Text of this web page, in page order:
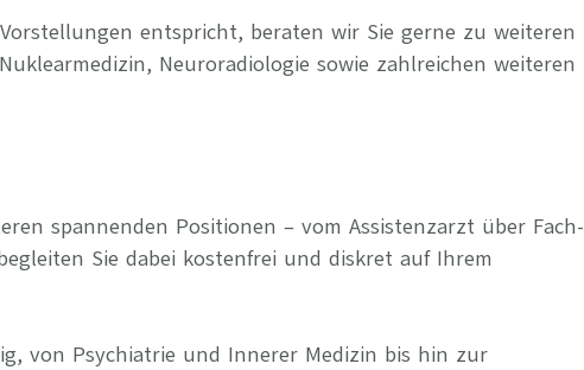
entspricht, beraten wir Sie gerne zu weiteren
Neuroradiologie sowie zahlreichen weiteren
spannenden Positionen – vom Assistenzarzt über Fach-
Sie dabei kostenfrei und diskret auf Ihrem
von Psychiatrie und Innerer Medizin bis hin zur